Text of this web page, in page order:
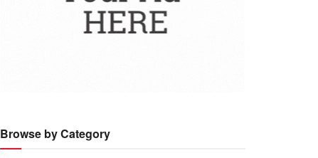
Browse by Category